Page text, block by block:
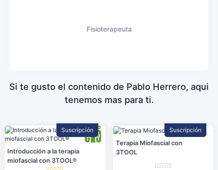
Fisioterapeuta
Si te gusto el contenido de Pablo Herrero, aqui
tenemos mas para ti.
Suscripción
Introducción a la terapia
miofascial con 3TOOL®
Suscripción
Terapia Miofascial con
3TOOL